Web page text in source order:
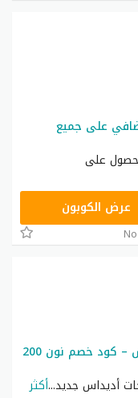
خصم اضافي على جميع
على
عرض الكوبون
كود خصم نون على جميع منتجات اديداس – كود خصم نون 200
أديداس جديد...أكثر